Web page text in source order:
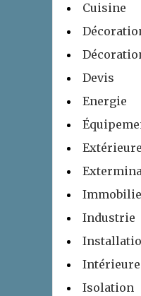
Cuisine
Devis
Energie
Extérieure
Industrie
Intérieure
Isolation